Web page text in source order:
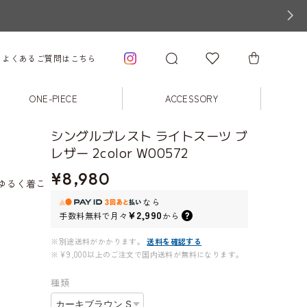
よくあるご質問はこちら
ONE-PIECE ACCESSORY
るく着こ
シングルブレスト ライトスーツ ブ
レザー 2color W00572
¥8,980
なら
手数料無料で月々 ¥2,990から
※別途送料がかかります。
送料を確認する
※¥9,000以上のご注文で国内送料が無料になります。
種類